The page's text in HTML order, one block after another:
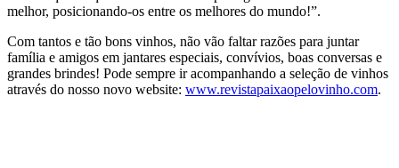
melhor, posicionando-os entre os melhores do mundo!”.
Com tantos e tão bons vinhos, não vão faltar razões para juntar
família e amigos em jantares especiais, convívios, boas conversas e
grandes brindes! Pode sempre ir acompanhando a seleção de vinhos
através do nosso novo website: www.revistapaixaopelovinho.com.